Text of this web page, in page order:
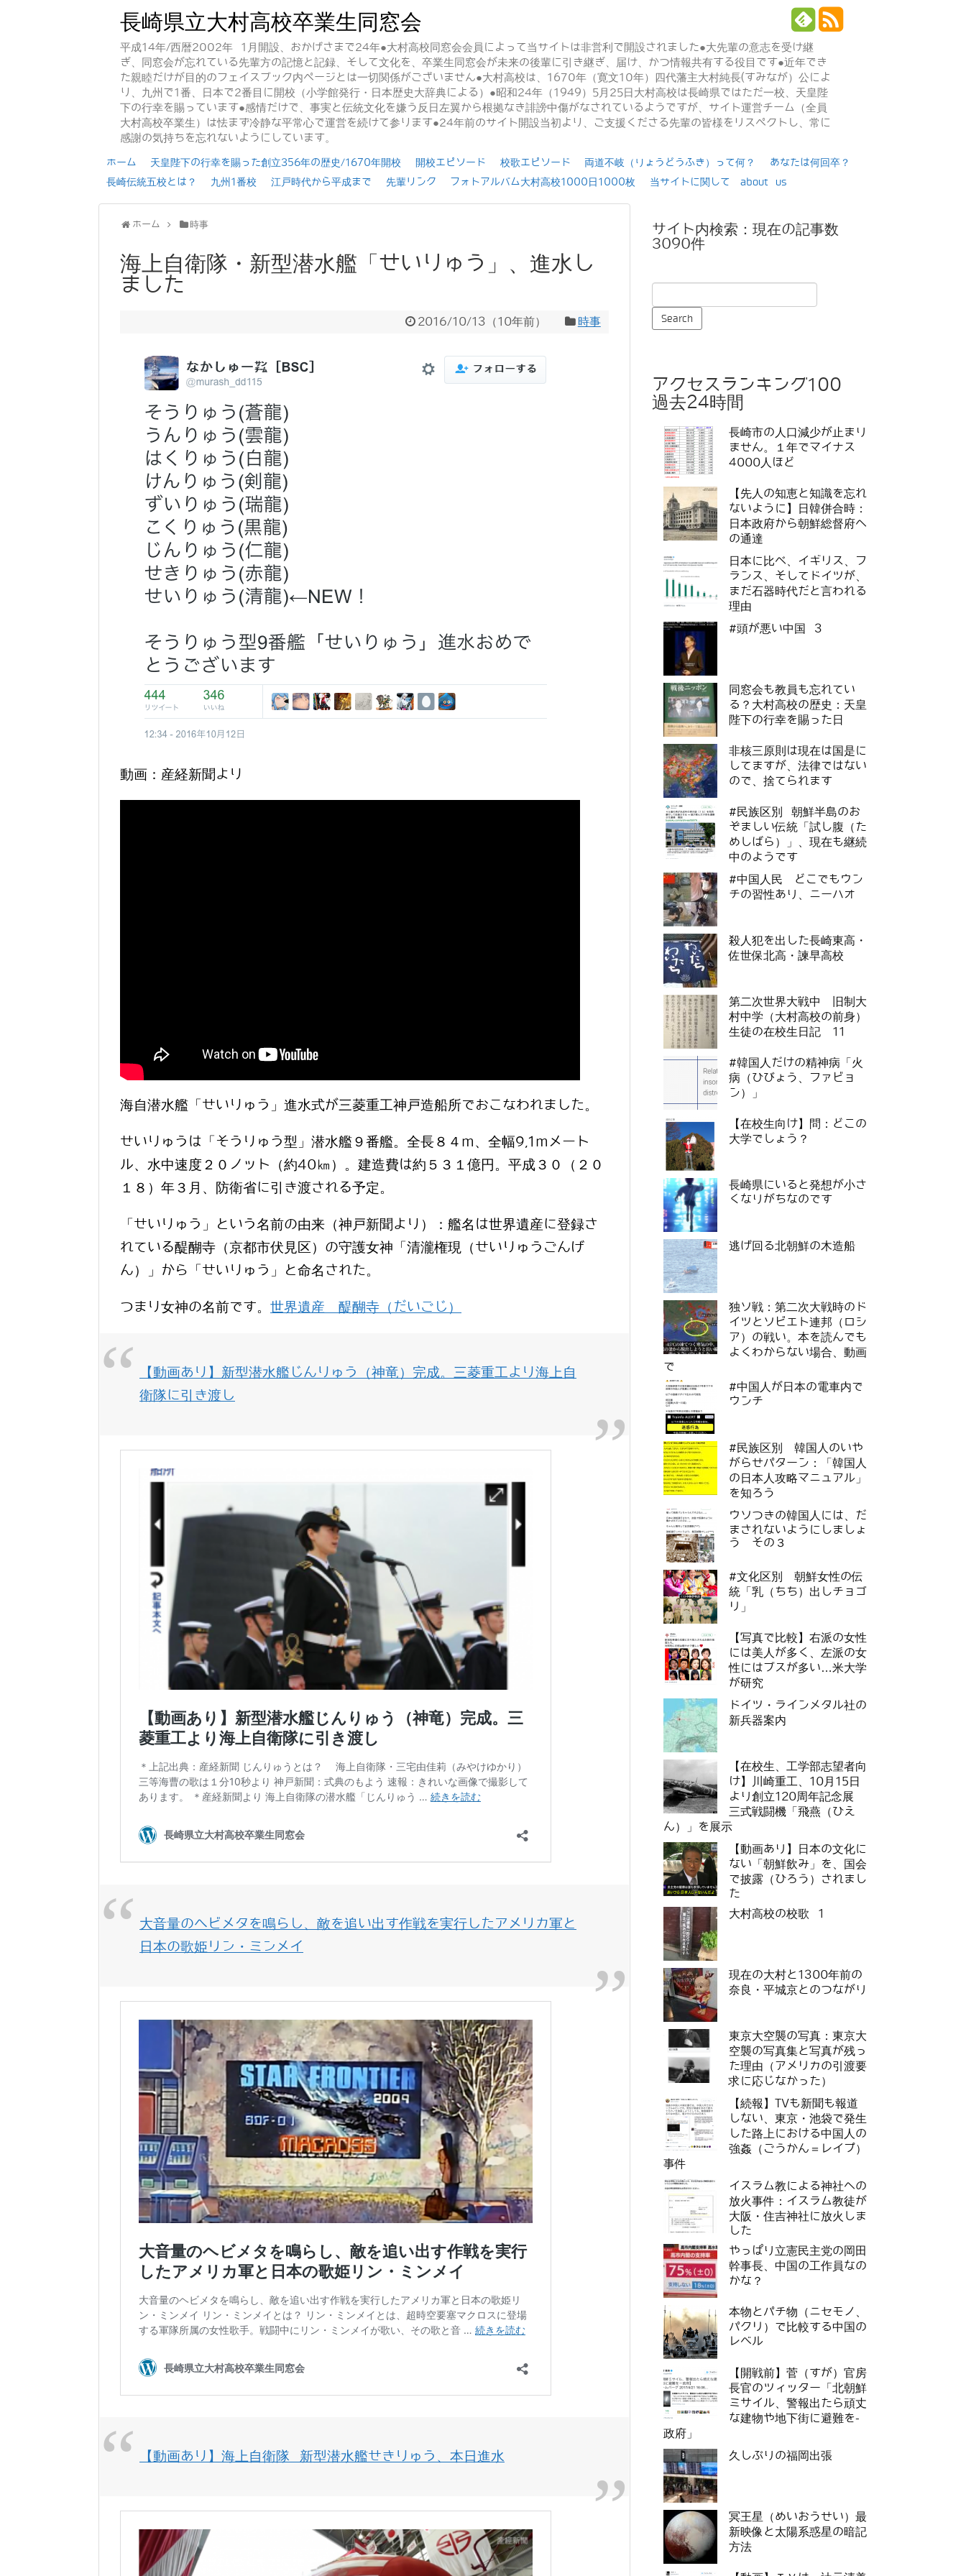
長崎県立大村高校卒業生同窓会
平成14年/西暦2002年 1月開設、おかげさまで24年●大村高校同窓会会員によって当サイトは非営利で開設されました●大先輩の意志を受け継
ぎ、同窓会が忘れている先輩方の記憶と記録、そして文化を、卒業生同窓会が未来の後輩に引き継ぎ、届け、かつ情報共有する役目です●近年でき
た親睦だけが目的のフェイスブック内ページとは一切関係がございません●大村高校は、1670年（寛文10年）四代藩主大村純長(すみなが）公によ
り、九州で1番、日本で2番目に開校（小学館発行・日本歴史大辞典による）●昭和24年（1949）5月25日大村高校は長崎県ではただ一校、天皇陛
下の行幸を賜っています●感情だけで、事実と伝統文化を嫌う反日左翼から根拠なき誹謗中傷がなされているようですが、サイト運営チーム（全員
大村高校卒業生）は怯まず冷静な平常心で運営を続けて参ります●24年前のサイト開設当初より、ご支援くださる先輩の皆様をリスペクトし、常に
感謝の気持ちを忘れないようにしています。
ホーム 天皇陛下の行幸を賜った創立356年の歴史/1670年開校 開校エピソード 校歌エピソード 両道不岐（りょうどうふき）って何？
あなたは何回卒？
長崎伝統五校とは？
九州1番校 江戸時代から平成まで 先輩リンク フォトアルバム大村高校1000日1000枚 当サイトに関して about us
ホーム 時事
海上自衛隊・新型潜水艦「せいりゅう」、進水し
ました
2016/10/13 （10年前） 時事
動画：産経新聞より
海自潜水艦「せいりゅう」進水式が三菱重工神戸造船所でおこなわれました。
せいりゅうは「そうりゅう型」潜水艦９番艦。全長８４m、全幅9,1mメート
ル、水中速度２０ノット（約40㎞）。建造費は約５３１億円。平成３０（２０
１８）年３月、防衛省に引き渡される予定。
「せいりゅう」という名前の由来（神戸新聞より）：艦名は世界遺産に登録さ
れている醍醐寺（京都市伏見区）の守護女神「清瀧権現（せいりゅうごんげ
ん）」から「せいりゅう」と命名された。
つまり女神の名前です。 世界遺産 醍醐寺（だいごじ）
【動画あり】新型潜水艦じんりゅう（神竜）完成。三菱重工より海上自
衛隊に引き渡し
大音量のヘビメタを鳴らし、敵を追い出す作戦を実行したアメリカ軍と
日本の歌姫リン・ミンメイ
【動画あり】海上自衛隊 新型潜水艦せきりゅう、本日進水
サイト内検索：現在の記事数
3090件
アクセスランキング100
過去24時間
長崎市の人口減少が止まり
ません。１年でマイナス
4000人ほど
【先人の知恵と知識を忘れ
ないように】日韓併合時：
日本政府から朝鮮総督府へ
の通達
日本に比べ、イギリス、フ
ランス、そしてドイツが、
まだ石器時代だと言われる
理由
#頭が悪い中国 3
同窓会も教員も忘れてい
る？大村高校の歴史：天皇
陛下の行幸を賜った日
非核三原則は現在は国是に
してますが、法律ではない
ので、捨てられます
#民族区別 朝鮮半島のお
ぞましい伝統「試し腹（た
めしばら）」、現在も継続
中のようです
#中国人民 どこでもウン
チの習性あり、ニーハオ
殺人犯を出した長崎東高・
佐世保北高・諫早高校
第二次世界大戦中 旧制大
村中学（大村高校の前身）
生徒の在校生日記 11
#韓国人だけの精神病「火
病（ひびょう、ファビョ
ン）」
【在校生向け】問：どこの
大学でしょう？
長崎県にいると発想が小さ
くなりがちなのです
逃げ回る北朝鮮の木造船
独ソ戦：第二次大戦時のド
イツとソビエト連邦（ロシ
ア）の戦い。本を読んでも
よくわからない場合、動画
で
#中国人が日本の電車内で
ウンチ
#民族区別 韓国人のいや
がらせパターン：「韓国人
の日本人攻略マニュアル」
を知ろう
ウソつきの韓国人には、だ
まされないようにしましょ
う その３
#文化区別 朝鮮女性の伝
統「乳（ちち）出しチョゴ
リ」
【写真で比較】右派の女性
には美人が多く、左派の女
性にはブスが多い…米大学
が研究
ドイツ・ラインメタル社の
新兵器案内
【在校生、工学部志望者向
け】川崎重工、10月15日
より創立120周年記念展
三式戦闘機「飛燕（ひえ
ん）」を展示
【動画あり】日本の文化に
ない「朝鮮飲み」を、国会
で披露（ひろう）されまし
た
大村高校の校歌 1
現在の大村と1300年前の
奈良・平城京とのつながり
東京大空襲の写真：東京大
空襲の写真集と写真が残っ
た理由（アメリカの引渡要
求に応じなかった）
【続報】TVも新聞も報道
しない、東京・池袋で発生
した路上における中国人の
強姦（ごうかん＝レイプ）
事件
イスラム教による神社への
放火事件：イスラム教徒が
大阪・住吉神社に放火しま
した
やっぱり立憲民主党の岡田
幹事長、中国の工作員なの
かな？
本物とパチ物（ニセモノ、
パクリ）で比較する中国の
レベル
【開戦前】菅（すが）官房
長官のツィッター「北朝鮮
ミサイル、警報出たら頑丈
な建物や地下街に避難を-
政府」
久しぶりの福岡出張
冥王星（めいおうせい）最
新映像と太陽系惑星の暗記
方法